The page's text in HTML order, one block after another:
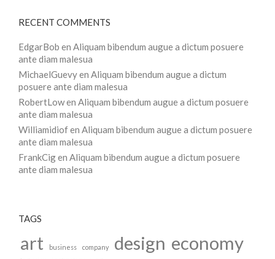
RECENT COMMENTS
EdgarBob en Aliquam bibendum augue a dictum posuere
ante diam malesua
MichaelGuevyen Aliquam bibendum augue a dictum
posuere ante diam malesua
RobertLowen Aliquam bibendum augue a dictum posuere
ante diam malesua
Williamidiofen Aliquam bibendum augue a dictum posuere
ante diam malesua
FrankCigen Aliquam bibendum augue a dictum posuere
ante diam malesua
TAGS
art business company design economy